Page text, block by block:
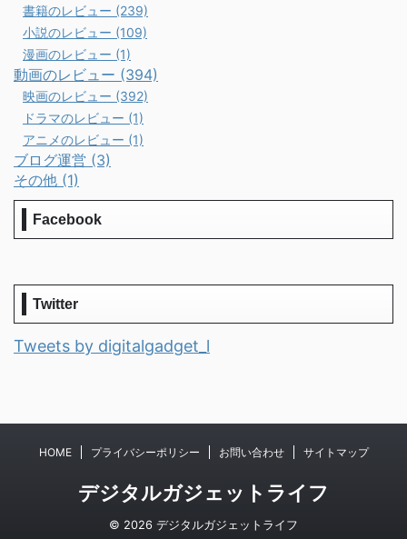
書籍のレビュー (239)
小説のレビュー (109)
漫画のレビュー (1)
動画のレビュー (394)
映画のレビュー (392)
ドラマのレビュー (1)
アニメのレビュー (1)
ブログ運営 (3)
その他 (1)
Facebook
Twitter
Tweets by digitalgadget_l
HOME プライバシーポリシー お問い合わせ サイトマップ
デジタルガジェットライフ
© 2026 デジタルガジェットライフ